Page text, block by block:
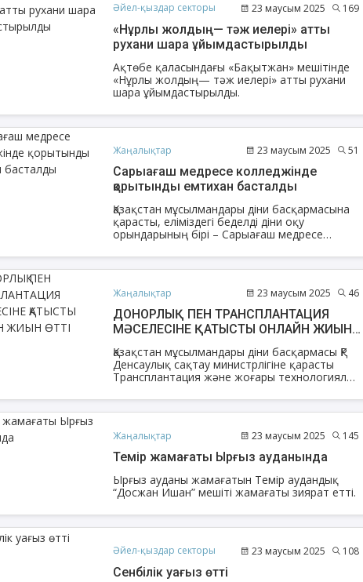
Әйел-қыздар секторы 23 маусым 2025 169
«Нұрлы жолдың— тәж иелері» атты
рухани шара ұйымдастырылды
Ақтөбе қаласындағы «Бақытжан» мешітінде
«Нұрлы жолдың— тәж иелері» атты рухани
шара ұйымдастырылды.
Жаңалықтар 23 маусым 2025 51
Сарыағаш медресе колледжінде
қорытынды емтихан басталды
Қазақстан мұсылмандары діни басқармасына
қарасты, еліміздегі беделді діни оқу
орындарының бірі – Сарыағаш медресе
түлектері үшін маңызды әрі жауапты кезеңнің
шымылдығы түрілді. Студенттік өмірдің соңғы
қорытынды емтихан тапсыруға кірісті.
Жаңалықтар 23 маусым 2025 46
ДОНОРЛЫҚ ПЕН ТРАНСПЛАНТАЦИЯ
МӘСЕЛЕСІНЕ ҚАТЫСТЫ ОНЛАЙН ЖИЫН
Қазақстан мұсылмандары діни басқармасы ҚР
Денсаулық сақтау министрлігіне қарасты
Трансплантация және жоғары технологиялық
республикалық орталықпен бірлесіп арнайы
онлайн жиын өткізді.
Жаңалықтар 23 маусым 2025 145
Темір жамағаты Ырғыз ауданында
Ырғыз ауданы жамағатын Темір аудандық
“Досжан Ишан” мешіті жамағаты зиярат етті.
Әйел-қыздар секторы 23 маусым 2025 108
Сенбілік уағыз өтті